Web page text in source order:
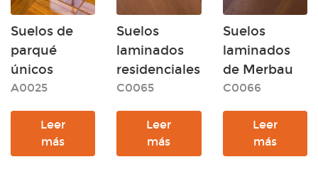
Suelos de
parqué
únicos
A0025
Leer
más
Suelos
laminados
residenciales
C0065
Leer
más
Suelos
laminados
de Merbau
C0066
Leer
más